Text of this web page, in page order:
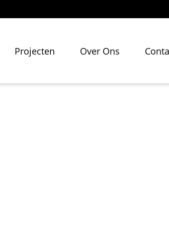
Projecten Over Ons